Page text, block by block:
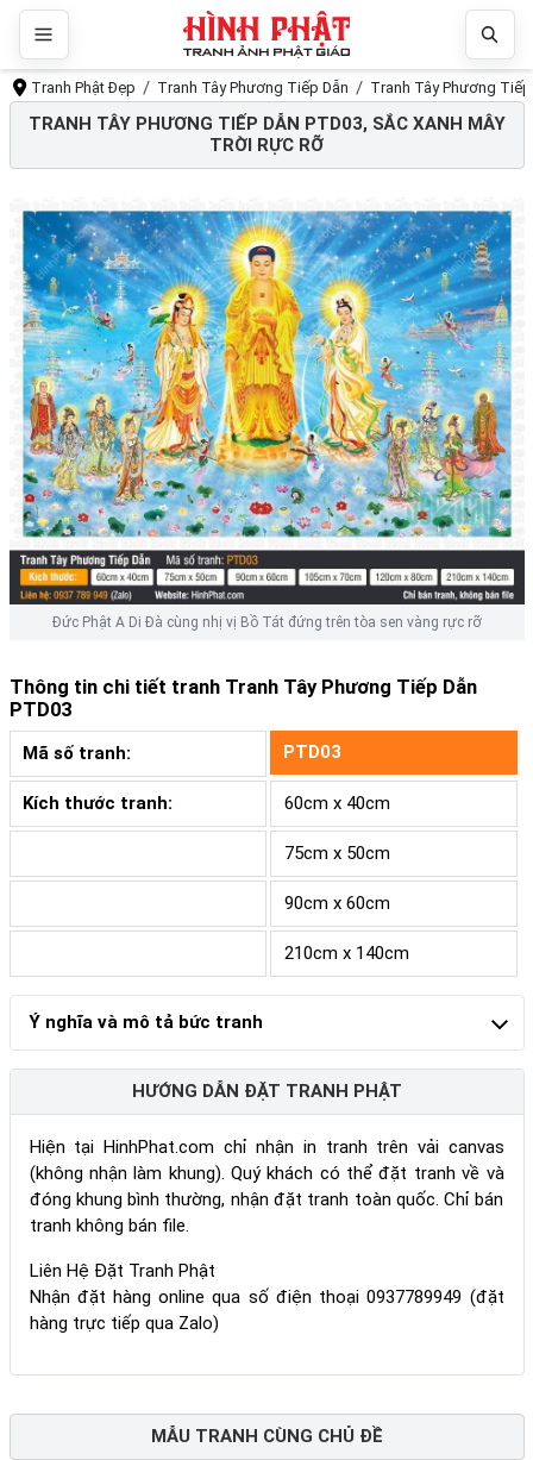
Tranh Phật Đẹp Tranh Tây Phương Tiếp Dẫn Tranh Tây Phương
TRANH TÂY PHƯƠNG TIẾP DẪN PTD03, SẮC XANH MÂY
TRỜI RỰC RỠ
Đức Phật A Di Đà cùng nhị vị Bồ Tát đứng trên tòa sen vàng rực rỡ
Thông tin chi tiết tranh Tranh Tây Phương Tiếp Dẫn
PTD03
Mã số tranh: PTD03
Kích thước tranh: 60cm x 40cm
75cm x 50cm
90cm x 60cm
210cm x 140cm
Ý nghĩa và mô tả bức tranh
HƯỚNG DẪN ĐẶT TRANH PHẬT
Hiện tại HinhPhat.com chỉ nhận in tranh trên vải canvas
(không nhận làm khung). Quý khách có thể đặt tranh về và
đóng khung bình thường, nhận đặt tranh toàn quốc. Chỉ bán
tranh không bán file.
Liên Hệ Đặt Tranh Phật
Nhận đặt hàng online qua số điện thoại 0937789949 (đặt
hàng trực tiếp qua Zalo)
MẪU TRANH CÙNG CHỦ ĐỀ